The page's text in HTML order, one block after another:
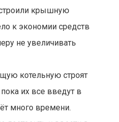
крышную
к экономии средств
не увеличивать
котельную строят
их все введут в
много времени.